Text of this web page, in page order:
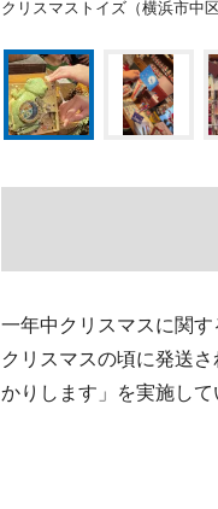
クリスマストイズ（横浜市中
一年中クリスマスに関
クリスマスの頃に発送
かりします」を実施して